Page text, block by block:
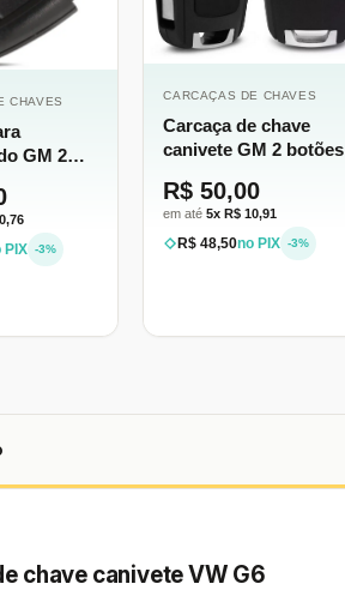
CHAVES
GM 2
PIX -3%
CARCAÇAS DE CHAVES
Carcaça de chave
canivete GM 2 botões
R$ 50,00
em até5x R$ 10,91
R$ 48,50no PIX -3%
chave canivete VW G6